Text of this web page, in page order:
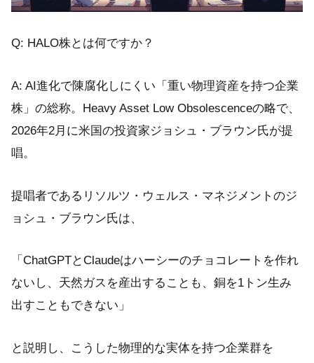
Q: HALO株とは何ですか？
A: AI進化で陳腐化しにくい「重い物理資産を持つ企業
株」の総称。Heavy Asset Low Obsolescenceの略で、
2026年2月に米国の投資家ジョシュ・ブラウン氏が提
唱。
提唱者であるリソルツ・ウェルス・マネジメントのジ
ョシュ・ブラウン氏は、
「ChatGPTとClaudeはハーシーのチョコレートを作れ
ないし、天然ガスを産出することも、銅を1トン生み
出すこともできない」
と説明し、こうした物理的な実体を持つ企業群を